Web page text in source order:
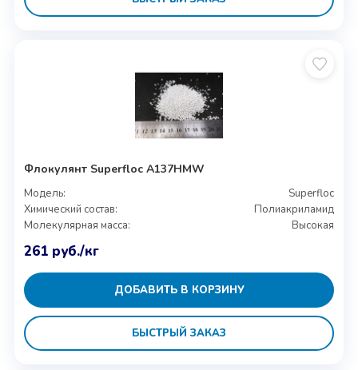
Флокулянт Superfloc A137HMW
Модель:
Superfloc
Химический состав:
Полиакриламид
Молекулярная масса:
Высокая
261 руб./кг
ДОБАВИТЬ В КОРЗИНУ
БЫСТРЫЙ ЗАКАЗ